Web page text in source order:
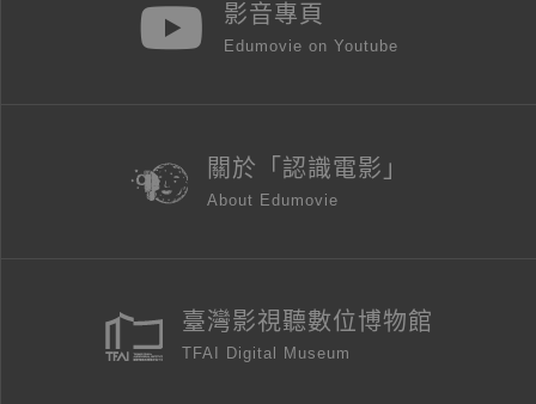
影音專頁
Edumovie on Youtube
關於「認識電影」
About Edumovie
臺灣影視聽數位博物館
TFAI Digital Museum